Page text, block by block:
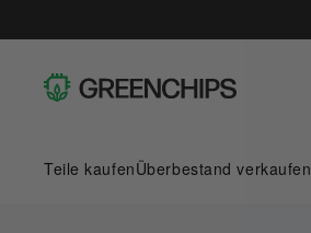
Teile kaufenÜberbestand verkaufen